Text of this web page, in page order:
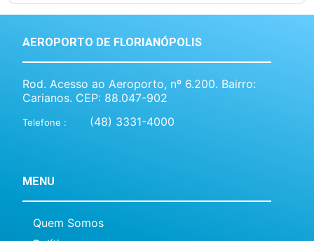
AEROPORTO DE FLORIANÓPOLIS
Rod. Acesso ao Aeroporto, nº 6.200. Bairro:
Carianos. CEP: 88.047-902
Telefone : (48) 3331-4000
MENU
Quem Somos